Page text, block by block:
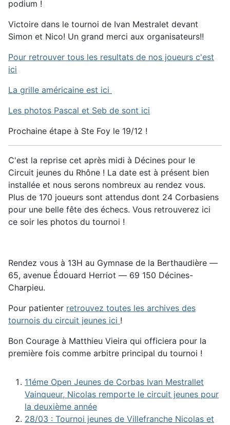
podium !
Victoire dans le tournoi de Ivan Mestralet devant
Simon et Nico! Un grand merci aux organisateurs!!
Pour retrouver tous les resultats de nos joueurs c'est
ici
La grille américaine est ici
Les photos Pascal et Seb de sont ici
Prochaine étape à Ste Foy le 19/12 !
C'est la reprise cet après midi à Décines pour le
Circuit jeunes du Rhône ! La date est à présent bien
installée et nous serons nombreux au rendez vous.
Plus de 170 joueurs sont attendus dont 24 Corbasiens
pour une belle fête des échecs. Vous retrouverez ici
ce soir les photos du tournoi !
Rendez vous à 13H au Gymnase de la Berthaudière ―
65, avenue Édouard Herriot ― 69 150 Décines-
Charpieu.
Pour patienter retrouvez toutes les archives des
tournois du circuit jeunes ici !
Bon Courage à Matthieu Vieira qui officiera pour la
première fois comme arbitre principal du tournoi !
11éme Open Jeunes de Corbas Ivan Mestrallet
Vainqueur, Nicolas remporte le circuit jeunes pour
la deuxième année
28/03 : Tournoi jeunes de Villefranche Nicolas et